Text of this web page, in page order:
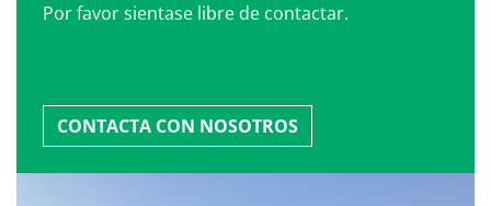
Por favor sientase libre de contactar.
CONTACTA CON NOSOTROS